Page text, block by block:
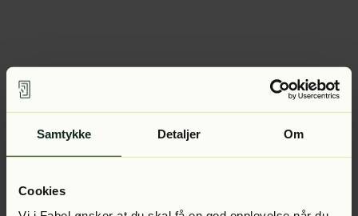
Samtykke Detaljer Om
Cookies